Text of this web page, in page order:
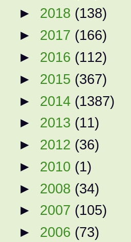
► 2018 (138)
► 2017 (166)
► 2016 (112)
► 2015 (367)
► 2014 (1387)
► 2013 (11)
► 2012 (36)
► 2010 (1)
► 2008 (34)
► 2007 (105)
► 2006 (73)